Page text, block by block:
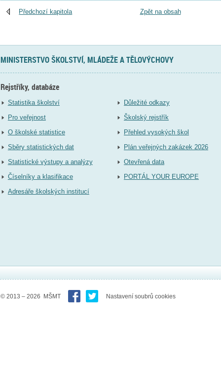
Předchozí kapitola Zpět na obsah
MINISTERSTVO ŠKOLSTVÍ, MLÁDEŽE A TĚLOVÝCHOVY
Rejstříky, databáze
Statistika školství
Pro veřejnost
O školské statistice
Sběry statistických dat
Statistické výstupy a analýzy
Číselníky a klasifikace
Adresáře školských institucí
Důležité odkazy
Školský rejstřík
Přehled vysokých škol
Plán veřejných zakázek 2026
Otevřená data
PORTÁL YOUR EUROPE
© 2013 – 2026 MŠMT Nastavení soubrů cookies